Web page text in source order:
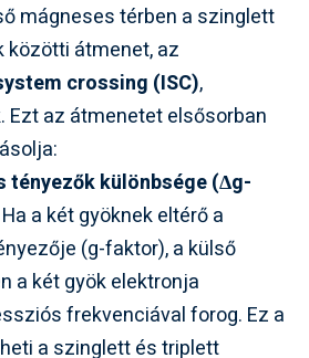
mágneses térben a szinglett
közötti átmenet, az
crossing (ISC),
Ezt az átmenetet elsősorban
tényezők különbsége (Δg-
Ha a két gyöknek eltérő a
(g-faktor), a külső
a két gyök elektronja
frekvenciával forog. Ez a
a szinglett és triplett